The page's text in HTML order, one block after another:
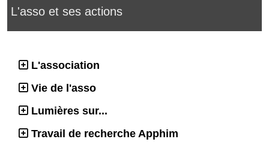
L'asso et ses actions
L'association
Vie de l'asso
Lumières sur...
Travail de recherche Apphim